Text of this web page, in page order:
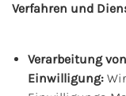
Verfahren und
Verarbeitung
Einwilligung: